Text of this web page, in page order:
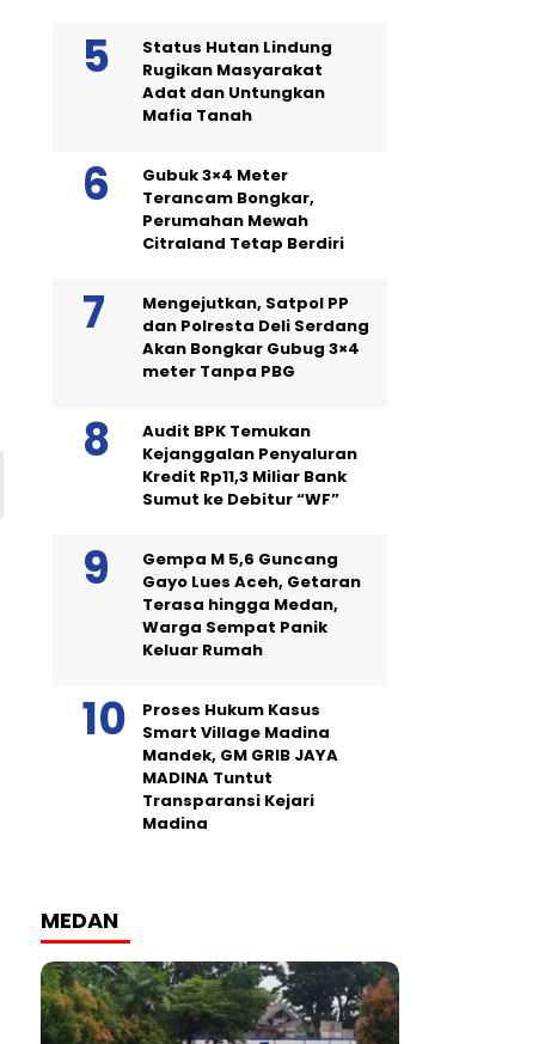
Status Hutan Lindung
Rugikan Masyarakat
Adat dan Untungkan
Mafia Tanah
Gubuk 3×4 Meter
Terancam Bongkar,
Perumahan Mewah
Citraland Tetap Berdiri
Mengejutkan, Satpol PP
dan Polresta Deli Serdang
Akan Bongkar Gubug 3×4
meter Tanpa PBG
Audit BPK Temukan
Kejanggalan Penyaluran
Kredit Rp11,3 Miliar Bank
Sumut ke Debitur “WF”
Gempa M 5,6 Guncang
Gayo Lues Aceh, Getaran
Terasa hingga Medan,
Warga Sempat Panik
Keluar Rumah
Proses Hukum Kasus
Smart Village Madina
Mandek, GM GRIB JAYA
MADINA Tuntut
Transparansi Kejari
Madina
MEDAN